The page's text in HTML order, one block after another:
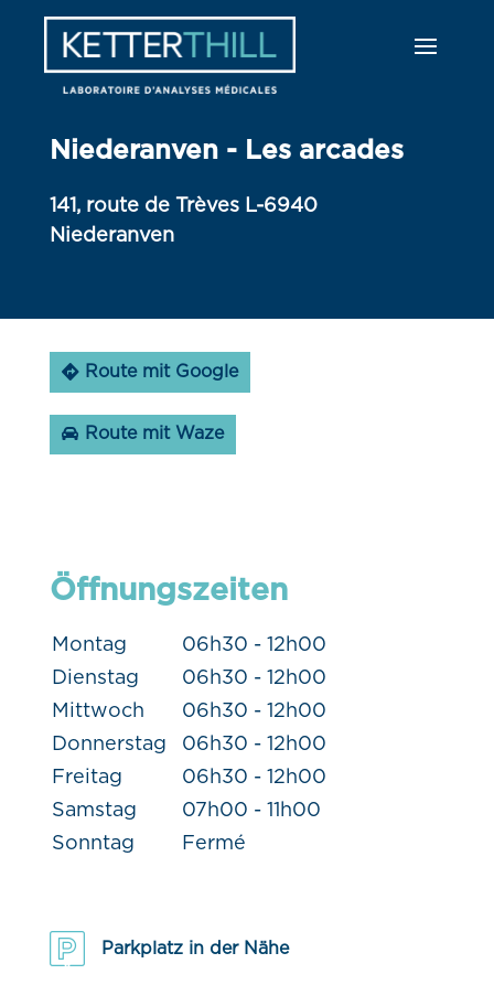
Niederanven - Les arcades
141, route de Trèves L-6940
Niederanven
Route mit Google
Route mit Waze
Öffnungszeiten
Montag
06h30 - 12h00
Dienstag
06h30 - 12h00
Mittwoch
06h30 - 12h00
Donnerstag
06h30 - 12h00
Freitag
06h30 - 12h00
Samstag
07h00 - 11h00
Sonntag
Fermé
Parkplatz in der Nähe